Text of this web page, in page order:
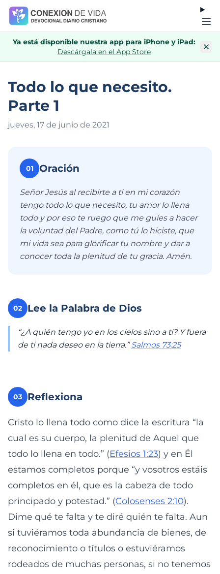
Ya está disponible nuestra app para iPhone y iPad:
Descárgala en el App Store
Todo lo que necesito.
Parte 1
jueves, 17 de junio de 2021
01 Oración
Señor Jesús al recibirte a ti en mi corazón
tengo todo lo que necesito, tu amor lo llena
todo y por eso te ruego que me guíes a hacer
la voluntad del Padre, como tú lo hiciste, que
mi vida sea para glorificar tu nombre y dar a
conocer toda la plenitud de tu gracia. Amén.
02 Lee la Palabra de Dios
“¿A quién tengo yo en los cielos sino a ti? Y fuera
de ti nada deseo en la tierra.”Salmos 73:25
03 Reflexiona
Cristo lo llena todo como dice la escritura “la
cual es su cuerpo, la plenitud de Aquel que
todo lo llena en todo.” (Efesios 1:23) y en Él
estamos completos porque “y vosotros estáis
completos en él, que es la cabeza de todo
principado y potestad.” (Colosenses 2:10).
Dime qué te falta y te diré quién te falta. Aun
si tuviéramos toda abundancia de bienes, de
reconocimiento o títulos o estuviéramos
rodeados de muchas personas, si no tenemos